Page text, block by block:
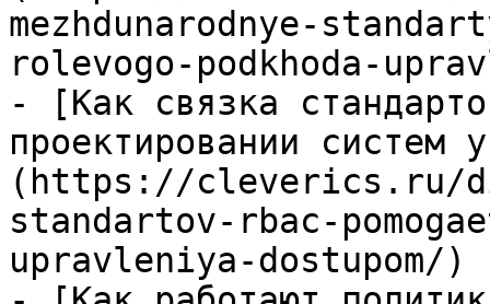
mezhdunarodnye-
rolevogo-podkhoda-
- [Как связка
проектировании систем
(https://cleverics.ru/
standartov-rbac-
upravleniya-dostupom/)